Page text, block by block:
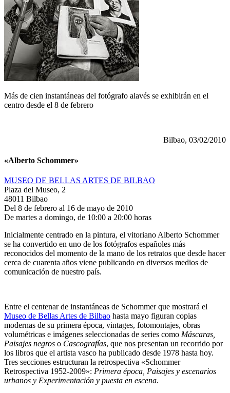
Más de cien instantáneas del fotógrafo alavés se exhibirán en el
centro desde el 8 de febrero
Bilbao, 03/02/2010
«Alberto Schommer»
MUSEO DE BELLAS ARTES DE BILBAO
Plaza del Museo, 2
48011 Bilbao
Del 8 de febrero al 16 de mayo de 2010
De martes a domingo, de 10:00 a 20:00 horas
Inicialmente centrado en la pintura, el vitoriano Alberto Schommer
se ha convertido en uno de los fotógrafos españoles más
reconocidos del momento de la mano de los retratos que desde hacer
cerca de cuarenta años viene publicando en diversos medios de
comunicación de nuestro país.
Entre el centenar de instantáneas de Schommer que mostrará el
Museo de Bellas Artes de Bilbao hasta mayo figuran copias
modernas de su primera época, vintages, fotomontajes, obras
volumétricas e imágenes seleccionadas de series como Máscaras,
Paisajes negros o Cascografías, que nos presentan un recorrido por
los libros que el artista vasco ha publicado desde 1978 hasta hoy.
Tres secciones estructuran la retrospectiva «Schommer
Retrospectiva 1952-2009»: Primera época, Paisajes y escenarios
urbanos y Experimentación y puesta en escena.